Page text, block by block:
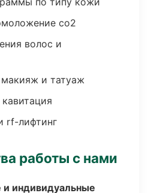
co2
волос и
и татуаж
rf-лифтинг
работы с нами
индивидуальные